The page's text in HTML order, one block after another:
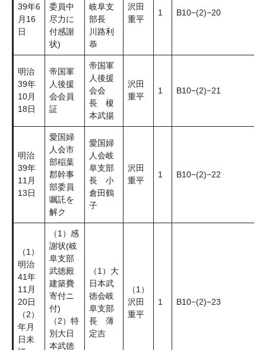
39年6
月16
日
委員中
尽力に
付感謝
状)
岐阜支
部長
川路利
恭
沢田
重平
1 B10−(2)−20
明治
39年
10月
18日
帝国軍
人後援
会会員
証
帝国軍
人後援
会会
長 榎
本武揚
沢田
重平
1 B10−(2)−21
明治
39年
11月
13日
愛国婦
人会市
部稲葉
郡幹事
部委員
嘱託を
解ク
愛国婦
人会岐
阜支部
長 小
倉田鶴
子
沢田
重平
1 B10−(2)−22
（1）
明治
41年
11月
20日
（2）
年月
日未
（1）感
謝状(岐
阜支部
武徳殿
建築費
寄付ニ
付)
（2）特
別大日
本武徳
（1）大
日本武
徳会岐
阜支部
長 薄
定吉
（1）
沢田
重平
1 B10−(2)−23